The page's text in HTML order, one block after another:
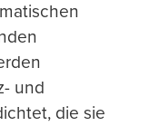
und
die sie